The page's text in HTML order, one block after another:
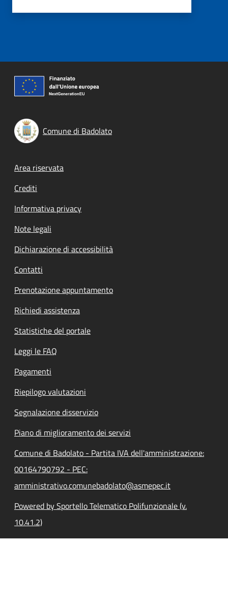
Comune di Badolato
Footer menu
Area riservata
Crediti
Informativa privacy
Note legali
Dichiarazione di accessibilità
Contatti
Prenotazione appuntamento
Richiedi assistenza
Statistiche del portale
Leggi le FAQ
Pagamenti
Riepilogo valutazioni
Segnalazione disservizio
Piano di miglioramento dei servizi
Comune di Badolato - Partita IVA dell'amministrazione:
00164790792 - PEC:
amministrativo.comunebadolato@asmepec.it
Powered by Sportello Telematico Polifunzionale (v.
10.41.2)